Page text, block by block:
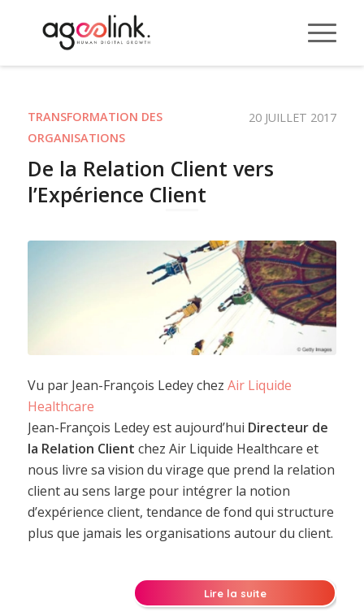
TRANSFORMATION DES
ORGANISATIONS
20 JUILLET 2017
De la Relation Client vers
l’Expérience Client
Vu par Jean-François Ledey chez Air Liquide
Healthcare
Jean-François Ledey est aujourd’hui Directeur de
la Relation Client chez Air Liquide Healthcare et
nous livre sa vision du virage que prend la relation
client au sens large pour intégrer la notion
d’expérience client, tendance de fond qui structure
plus que jamais les organisations autour du client.
Lire la suite